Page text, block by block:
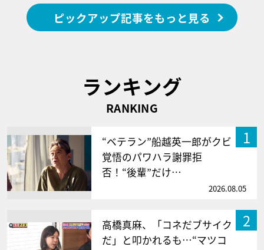
ピックアップ記事をもっと見る
ランキング
RANKING
1
“ベテラン”船越英一郎がクビ
覚悟のパワハラ謝罪拒
否！“後輩”だけ…
2026.08.05
2
高橋真麻、「コネだブサイク
だ」と叩かれるも…“マツコ